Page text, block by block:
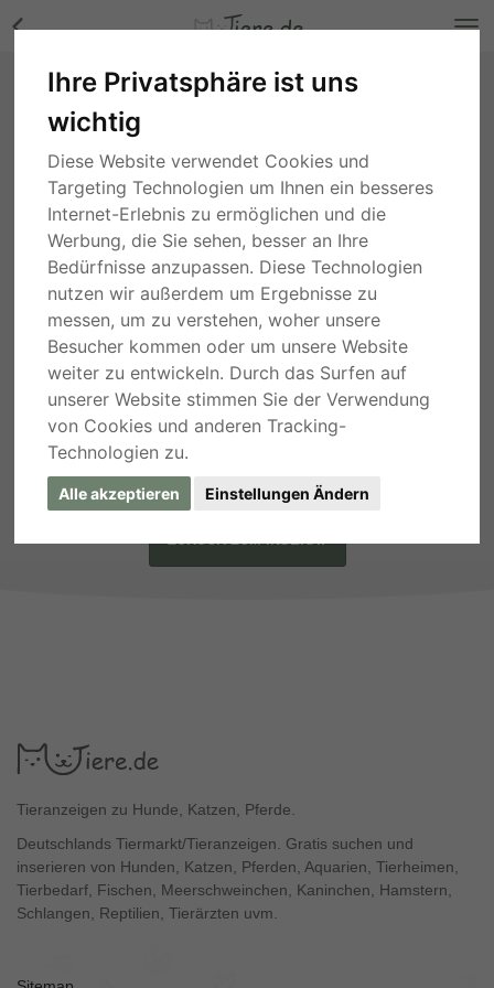
Ihre Privatsphäre ist uns
wichtig
Diese Website verwendet Cookies und
Targeting Technologien um Ihnen ein besseres
Internet-Erlebnis zu ermöglichen und die
Werbung, die Sie sehen, besser an Ihre
Bedürfnisse anzupassen. Diese Technologien
nutzen wir außerdem um Ergebnisse zu
messen, um zu verstehen, woher unsere
Besucher kommen oder um unsere Website
weiter zu entwickeln. Durch das Surfen auf
unserer Website stimmen Sie der Verwendung
von Cookies und anderen Tracking-
Technologien zu.
Alle akzeptieren Einstellungen Ändern
Xaver, Mischling Welpen - Rüde Bilder
Niedersachsen, vor 3 Jahren
ZURÜCK ZUM INSERAT
Tieranzeigen zu Hunde, Katzen, Pferde.
Deutschlands Tiermarkt/Tieranzeigen. Gratis suchen und
inserieren von Hunden, Katzen, Pferden, Aquarien, Tierheimen,
Tierbedarf, Fischen, Meerschweinchen, Kaninchen, Hamstern,
Schlangen, Reptilien, Tierärzten uvm.